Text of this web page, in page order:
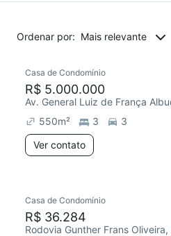
Ordenar por: Mais relevante
Casa de Condomínio
R$ 5.000.000
Av. General Luiz de França
550m² 3
3
Ver contato
Casa de Condomínio
R$ 36.284
Rodovia Gunther Frans Oliveira,